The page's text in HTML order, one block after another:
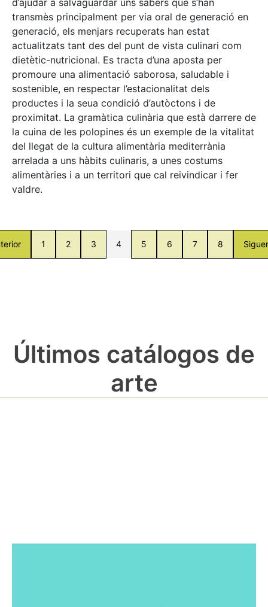
transmès principalment per via oral de generació en
generació, els menjars recuperats han estat
actualitzats tant des del punt de vista culinari com
dietètic-nutricional. Es tracta d’una aposta per
promoure una alimentació saborosa, saludable i
sostenible, en respectar l’estacionalitat dels
productes i la seua condició d’autòctons i de
proximitat. La gramàtica culinària que està darrere de
la cuina de les polopines és un exemple de la vitalitat
del llegat de la cultura alimentària mediterrània
arrelada a uns hàbits culinaris, a unes costums
alimentàries i a un territori que cal reivindicar i fer
valdre.
1 2 3 4 5 6 7 8
Últimos catálogos de
arte